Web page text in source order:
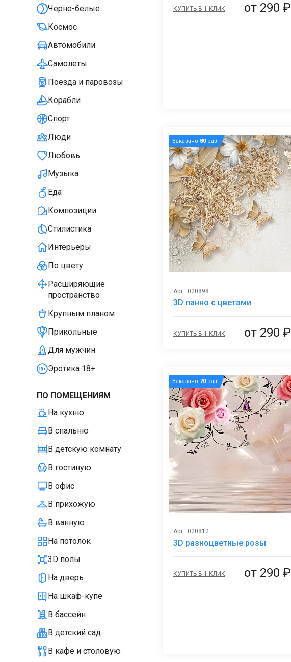
Черно-белые
Космос
Автомобили
Самолеты
Поезда и паровозы
Корабли
Спорт
Люди
Любовь
Музыка
Еда
Композиции
Стилистика
Интерьеры
По цвету
Расширяющие
пространство
Крупным планом
Прикольные
Для мужчин
Эротика 18+
ПО ПОМЕЩЕНИЯМ
На кухню
В спальню
В детскую комнату
В гостиную
В офис
В прихожую
В ванную
На потолок
3D полы
На дверь
На шкаф-купе
В бассейн
В детский сад
В кафе и столовую
КУПИТЬ В 1 КЛИК от290 ₽
Заказано 80раз
Арт.: 020898
3D панно с цветами
КУПИТЬ В 1 КЛИК от290 ₽
Заказано 70раз
Арт.: 020812
3D разноцветные розы
КУПИТЬ В 1 КЛИК от290 ₽